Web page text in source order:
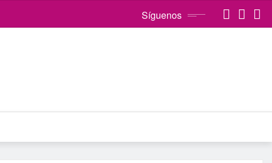
Síguenos